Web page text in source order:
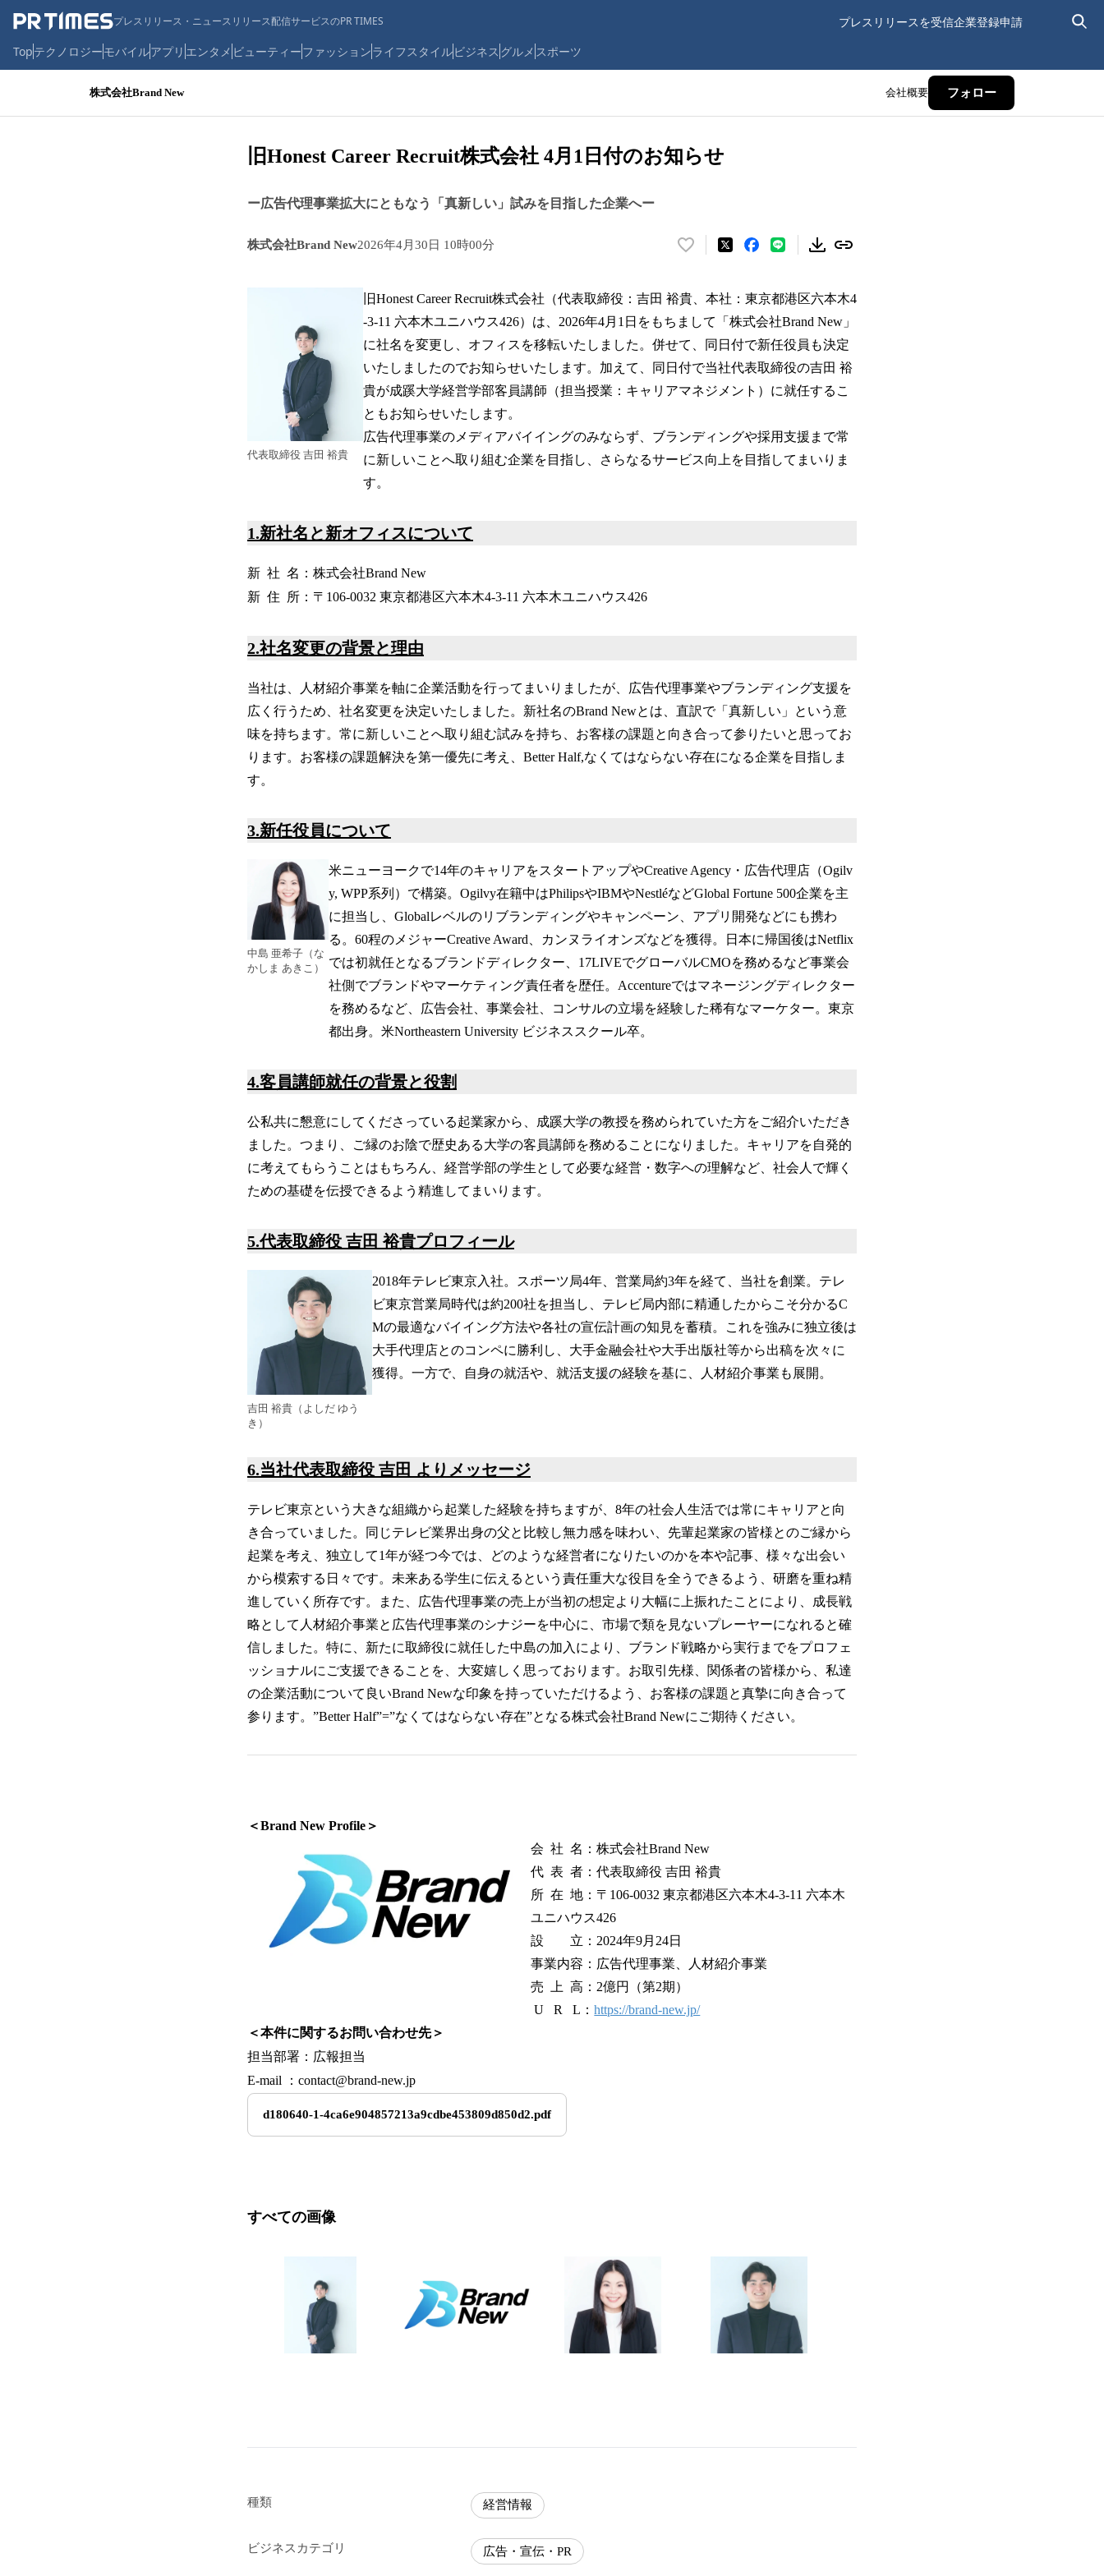
プレスリリース・ニュースリリース配信サービスのPR TIMES プレスリリースを受信企業登録申請
Topテクノロジーモバイルアプリ エンタメ ビューティーファッションライフスタイルビジネス グルメ スポーツ
株式会社Brand New 会社概要 フォロー
旧Honest Career Recruit株式会社 4月1日付のお知らせ
ー広告代理事業拡大にともなう「真新しい」試みを目指した企業へー
株式会社Brand New2026年4月30日 10時00分
い
！
数
を
み
込
で
す
代表取締役 吉田 裕貴
旧Honest Career Recruit株式会社（代表取締役：吉田 裕貴、本社：東京都港区六本木4
-3-11 六本木ユニハウス426）は、2026年4月1日をもちまして「株式会社Brand New」
に社名を変更し、オフィスを移転いたしました。併せて、同日付で新任役員も決定
いたしましたのでお知らせいたします。加えて、同日付で当社代表取締役の吉田 裕
貴が成蹊大学経営学部客員講師（担当授業：キャリアマネジメント）に就任するこ
ともお知らせいたします。
広告代理事業のメディアバイイングのみならず、ブランディングや採用支援まで常
に新しいことへ取り組む企業を目指し、さらなるサービス向上を目指してまいりま
す。
1.新社名と新オフィスについて
新 社 名：株式会社Brand New
新 住 所：〒106-0032 東京都港区六本木4-3-11 六本木ユニハウス426
2.社名変更の背景と理由
当社は、人材紹介事業を軸に企業活動を行ってまいりましたが、広告代理事業やブランディング支援を
広く行うため、社名変更を決定いたしました。新社名のBrand Newとは、直訳で「真新しい」という意
味を持ちます。常に新しいことへ取り組む試みを持ち、お客様の課題と向き合って参りたいと思ってお
ります。お客様の課題解決を第一優先に考え、Better Half,なくてはならない存在になる企業を目指しま
す。
3.新任役員について
中島 亜希子（な
かしま あきこ）
米ニューヨークで14年のキャリアをスタートアップやCreative Agency・広告代理店（Ogilv
y, WPP系列）で構築。Ogilvy在籍中はPhilipsやIBMやNestléなどGlobal Fortune 500企業を主
に担当し、Globalレベルのリブランディングやキャンペーン、アプリ開発などにも携わ
る。60程のメジャーCreative Award、カンヌライオンズなどを獲得。日本に帰国後はNetflix
では初就任となるブランドディレクター、17LIVEでグローバルCMOを務めるなど事業会
社側でブランドやマーケティング責任者を歴任。Accentureではマネージングディレクター
を務めるなど、広告会社、事業会社、コンサルの立場を経験した稀有なマーケター。東京
都出身。米Northeastern University ビジネススクール卒。
4.客員講師就任の背景と役割
公私共に懇意にしてくださっている起業家から、成蹊大学の教授を務められていた方をご紹介いただき
ました。つまり、ご縁のお陰で歴史ある大学の客員講師を務めることになりました。キャリアを自発的
に考えてもらうことはもちろん、経営学部の学生として必要な経営・数字への理解など、社会人で輝く
ための基礎を伝授できるよう精進してまいります。
5.代表取締役 吉田 裕貴プロフィール
吉田 裕貴（よしだ ゆう
き）
2018年テレビ東京入社。スポーツ局4年、営業局約3年を経て、当社を創業。テレ
ビ東京営業局時代は約200社を担当し、テレビ局内部に精通したからこそ分かるC
Mの最適なバイイング方法や各社の宣伝計画の知見を蓄積。これを強みに独立後は
大手代理店とのコンペに勝利し、大手金融会社や大手出版社等から出稿を次々に
獲得。一方で、自身の就活や、就活支援の経験を基に、人材紹介事業も展開。
6.当社代表取締役 吉田 よりメッセージ
テレビ東京という大きな組織から起業した経験を持ちますが、8年の社会人生活では常にキャリアと向
き合っていました。同じテレビ業界出身の父と比較し無力感を味わい、先輩起業家の皆様とのご縁から
起業を考え、独立して1年が経つ今では、どのような経営者になりたいのかを本や記事、様々な出会い
から模索する日々です。未来ある学生に伝えるという責任重大な役目を全うできるよう、研磨を重ね精
進していく所存です。また、広告代理事業の売上が当初の想定より大幅に上振れたことにより、成長戦
略として人材紹介事業と広告代理事業のシナジーを中心に、市場で類を見ないプレーヤーになれると確
信しました。特に、新たに取締役に就任した中島の加入により、ブランド戦略から実行までをプロフェ
ッショナルにご支援できることを、大変嬉しく思っております。お取引先様、関係者の皆様から、私達
の企業活動について良いBrand Newな印象を持っていただけるよう、お客様の課題と真摯に向き合って
参ります。”Better Half”=”なくてはならない存在”となる株式会社Brand Newにご期待ください。
＜Brand New Profile＞
会 社 名：株式会社Brand New
代 表 者：代表取締役 吉田 裕貴
所 在 地：〒106-0032 東京都港区六本木4-3-11 六本木
ユニハウス426
設 立：2024年9月24日
事業内容：広告代理事業、人材紹介事業
売 上 高：2億円（第2期）
U R L：https://brand-new.jp/
＜本件に関するお問い合わせ先＞
担当部署：広報担当
E-mail ：contact@brand-new.jp
d180640-1-4ca6e904857213a9cdbe453809d850d2.pdf
すべての画像
種類 経営情報
ビジネスカテゴリ 広告・宣伝・PR